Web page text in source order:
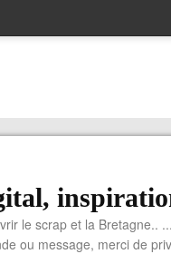
le scrap et la Bretagne..
ou message, merci de